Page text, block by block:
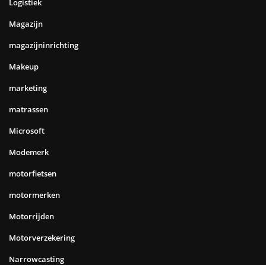
Magazijn
magazijninrichting
Makeup
marketing
matrassen
Microsoft
Modemerk
motorfietsen
motormerken
Motorrijden
Motorverzekering
Narrowcasting